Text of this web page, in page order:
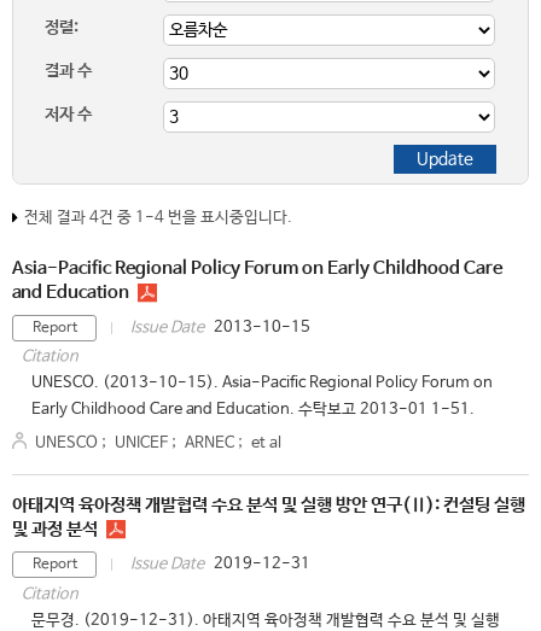
정렬:
결과 수
저자 수
전체 결과 4건 중 1-4 번을 표시중입니다.
Asia-Pacific Regional Policy Forum on Early Childhood Care
and Education
Report Issue Date 2013-10-15
Citation
UNESCO. (2013-10-15). Asia-Pacific Regional Policy Forum on
Early Childhood Care and Education. 수탁보고 2013-01 1-51.
UNESCO ; UNICEF ; ARNEC ; et al
아태지역 육아정책 개발협력 수요 분석 및 실행 방안 연구(Ⅱ): 컨설팅 실행
및 과정 분석
Report Issue Date 2019-12-31
Citation
문무경. (2019-12-31). 아태지역 육아정책 개발협력 수요 분석 및 실행